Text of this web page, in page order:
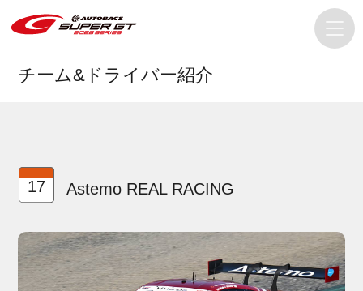
チーム&ドライバー紹介
17 Astemo REAL RACING